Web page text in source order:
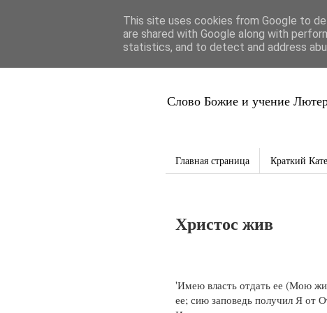
Благая
Слово Божие и учение
Главная страница Краткий
Христос жив
'Имею власть отдать ее (Мою
ее; сию заповедь получил Я от
This site uses cookies from Google to
are shared with Google along with
statistics, and to detect and address